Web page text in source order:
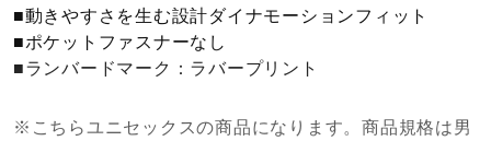
健康／エクササイズ
ジュニア／キッズ
■動きやすさを生む設計ダイナモーションフィット
■ポケットファスナーなし
■ランバードマーク：ラバープリント
※こちらユニセックスの商品になります。商品規格は男